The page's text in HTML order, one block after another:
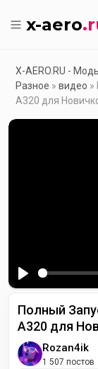
x-aero
X-AERO.RU -
Разное » видео »
A320 для
Полный
A320 для
Rozan4ik
1 507 постов